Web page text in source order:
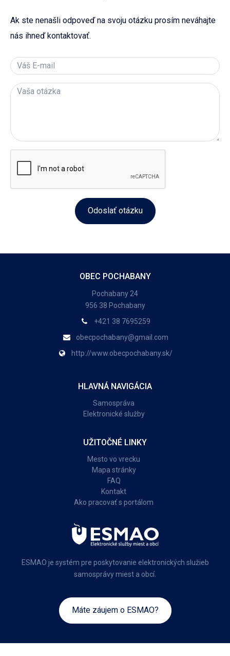
Ak ste nenašli odpoveď na svoju otázku prosím neváhajte
nás ihneď kontaktovať.
Odoslať otázku
OBEC POCHABANY
Pochabany 24
956 38 Pochabany
+421 38 7695259
obecpochabany@gmail.com
http://www.obecpochabany.sk/
HLAVNÁ NAVIGÁCIA
Samospráva
Elektronické služby
UŽITOČNÉ LINKY
Mesto vo vrecku
Mapa stránky
FAQ
Kontakt
Ako pracovať s portálom
ESMAO je systém pre poskytovanie elektronických služieb
samosprávy miest a obcí.
Máte záujem o ESMAO?